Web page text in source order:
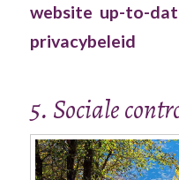
website up-to-
privacybeleid
5. Sociale